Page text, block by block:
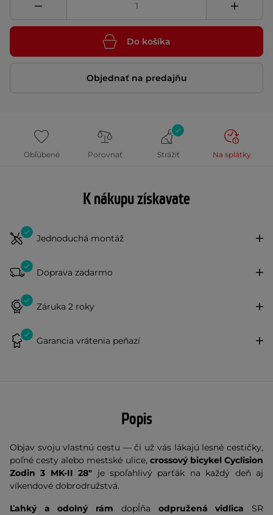
Do košíka
Objednať na predajňu
Obľúbené Porovnať Strážiť Na splátky
K nákupu získavate
Jednoduchá montáž
Doprava zadarmo
Záruka 2 roky
Garancia vrátenia peňazí
Popis
Objav svoju vlastnú cestu — či už vás lákajú lesné cestičky,
poľné cesty alebo mestské ulice, crossový bicykelCyclision
Zodin 3 MK-II 28" je spoľahlivý parťák na každý deň aj
víkendové dobrodružstvá.
Ľahký a odolný rám dopĺňa odpružená vidlica SR